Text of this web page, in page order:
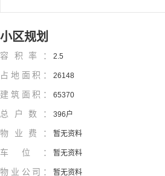
小区规划
容积率： 2.5
占地面积： 26148
建筑面积： 65370
总户数： 396户
物业费： 暂无资料
车位： 暂无资料
物业公司： 暂无资料